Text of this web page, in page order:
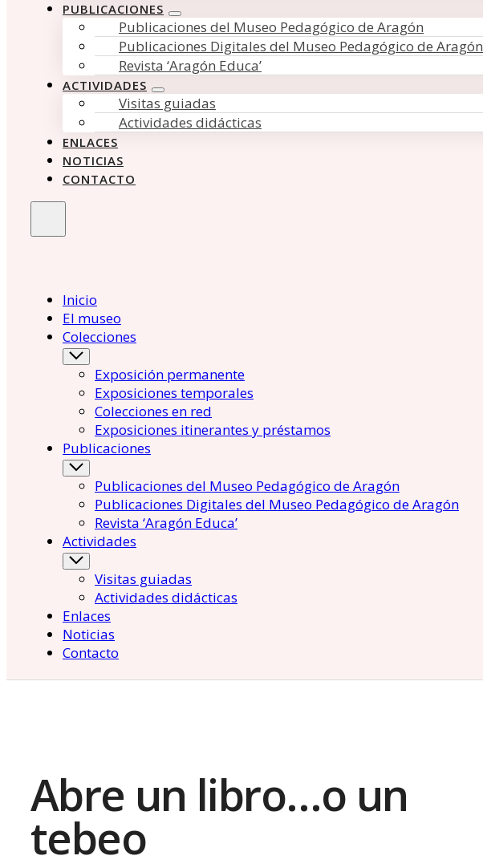
PUBLICACIONES
Publicaciones del Museo Pedagógico de Aragón
Publicaciones Digitales del Museo Pedagógico de Aragón
Revista ‘Aragón Educa’
ACTIVIDADES
Visitas guiadas
Actividades didácticas
ENLACES
NOTICIAS
CONTACTO
Inicio
El museo
Colecciones
Exposición permanente
Exposiciones temporales
Colecciones en red
Exposiciones itinerantes y préstamos
Publicaciones
Publicaciones del Museo Pedagógico de Aragón
Publicaciones Digitales del Museo Pedagógico de Aragón
Revista ‘Aragón Educa’
Actividades
Visitas guiadas
Actividades didácticas
Enlaces
Noticias
Contacto
Abre un libro…o un
tebeo